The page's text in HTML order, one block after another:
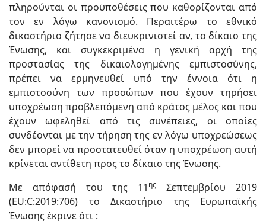
πληρούνται οι προϋποθέσεις που καθορίζονται από
τον εν λόγω κανονισμό. Περαιτέρω το εθνικό
δικαστήριο ζήτησε να διευκρινιστεί αν, το δίκαιο της
Ένωσης, και συγκεκριμένα η γενική αρχή της
προστασίας της δικαιολογημένης εμπιστοσύνης,
πρέπει να ερμηνευθεί υπό την έννοια ότι η
εμπιστοσύνη των προσώπων που έχουν τηρήσει
υποχρέωση προβλεπόμενη από κράτος μέλος και που
έχουν ωφεληθεί από τις συνέπειες, οι οποίες
συνδέονται με την τήρηση της εν λόγω υποχρεώσεως
δεν μπορεί να προστατευθεί όταν η υποχρέωση αυτή
κρίνεται αντίθετη προς το δίκαιο της Ένωσης.
Με απόφασή του της 11 ης
Σεπτεμβρίου 2019
(EU:C:2019:706) το Δικαστήριο της Ευρωπαϊκής
Ένωσης έκρινε ότι :